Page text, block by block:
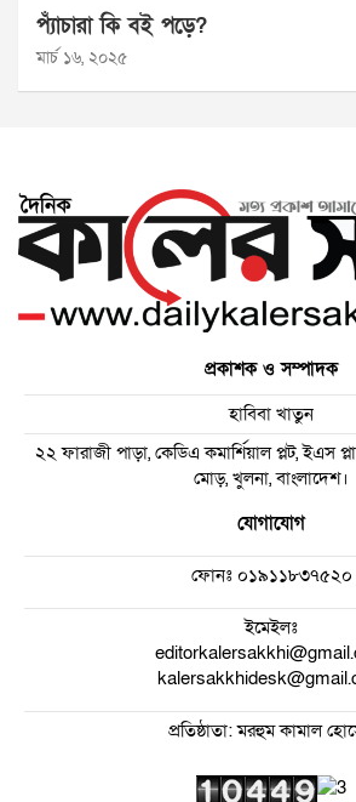
প্যাঁচারা কি বই পড়ে?
মার্চ ১৬, ২০২৫
প্রকাশক ও সম্পাদক
হাবিবা খাতুন
২২ ফারাজী পাড়া, কেডিএ কমার্শিয়াল প্লট, ইএস
মোড়, খুলনা, বাংলাদেশ।
যোগাযোগ
ফোনঃ০১৯১১৮৩৭৫২০
ইমেইলঃ
প্রতিষ্ঠাতা: মরহুম কামাল